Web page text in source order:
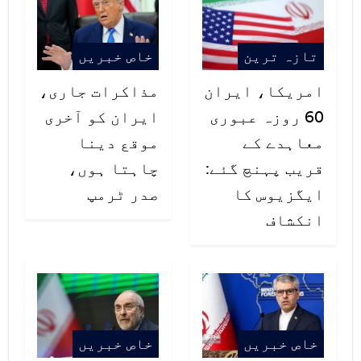
کہہ چکی تھی مگر پیسے نہ ہونے سے
ٹیلی وژن ٹھیک نہ ہوسکا اور ہمارے
پاس اسمارٹ فون بھی نہیں۔
تازہ ترین
امریکا، ایران
60 روزہ عبوری
معاہدے کے
قریب پہنچ گئے:
ایگزیوس کا
انکشاف
خاص خبریں
مذاکرات جاری،
ایران کو آخری
موقع دینا
چاہتا ہوں،
صدر ٹرمپ
خاص خبریں خاص خبریں